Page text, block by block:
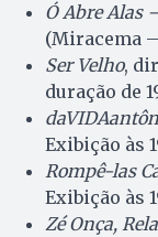
Ó Abre Alas
(Miracema
Ser Velho,
duração de
Exibição às
Rompê-las
Exibição às
Zé Onça,